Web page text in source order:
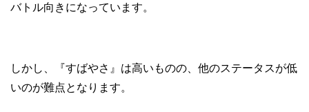
バトル向きになっています。
しかし、『すばやさ』は高いものの、他のステータスが低
いのが難点となります。